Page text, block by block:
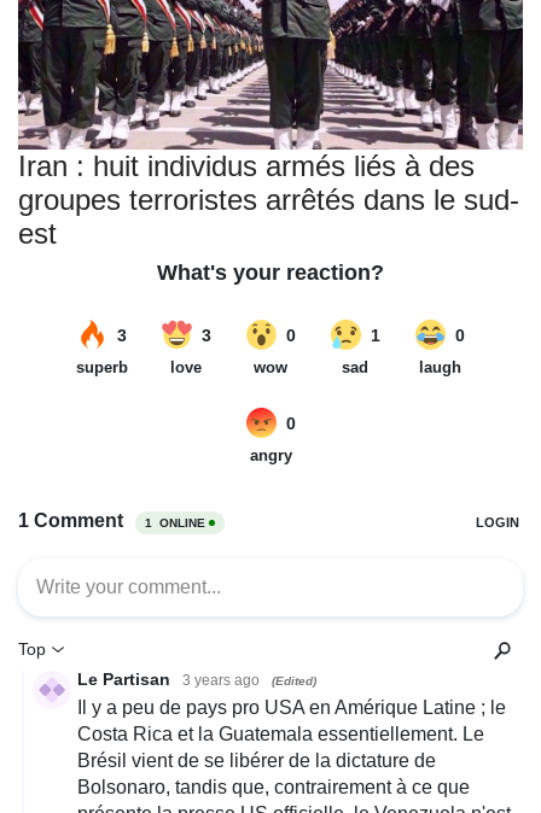
Iran : huit individus armés liés à des
groupes terroristes arrêtés dans le sud-
est